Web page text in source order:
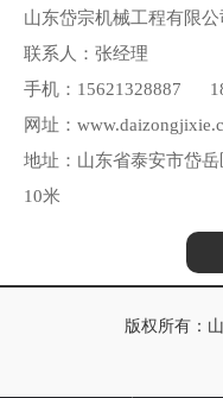
山东岱宗机械工程有限公
联系人：张经理
手机：15621328887
网址：
地址：山东省泰安市岱
10米
版权所有：